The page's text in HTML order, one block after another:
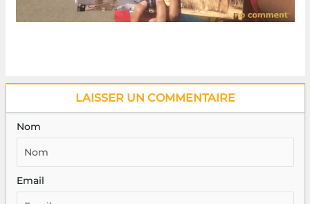
LAISSER UN COMMENTAIRE
Nom
Email